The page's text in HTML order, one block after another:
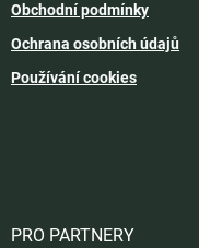
Obchodní podmínky
Ochrana osobních údajů
Používání cookies
PRO PARTNERY